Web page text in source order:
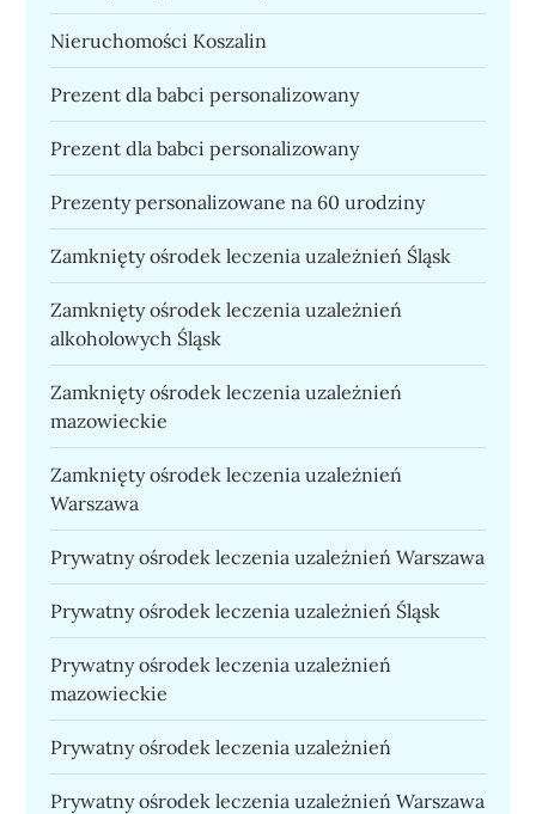
Nieruchomości Koszalin
Prezent dla babci personalizowany
Prezent dla babci personalizowany
Prezenty personalizowane na 60 urodziny
Zamknięty ośrodek leczenia uzależnień Śląsk
Zamknięty ośrodek leczenia uzależnień
alkoholowych Śląsk
Zamknięty ośrodek leczenia uzależnień
mazowieckie
Zamknięty ośrodek leczenia uzależnień
Warszawa
Prywatny ośrodek leczenia uzależnień Warszawa
Prywatny ośrodek leczenia uzależnień Śląsk
Prywatny ośrodek leczenia uzależnień
mazowieckie
Prywatny ośrodek leczenia uzależnień
Prywatny ośrodek leczenia uzależnień Warszawa